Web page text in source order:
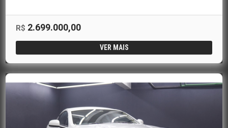
R$ 2.699.000,00
VER MAIS